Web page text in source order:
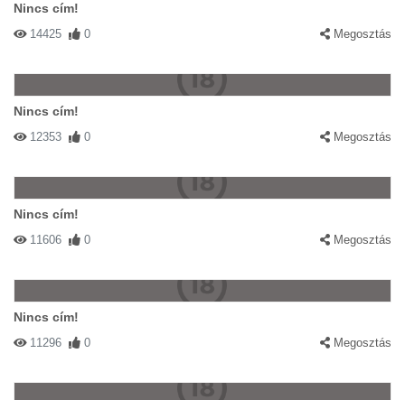
Nincs cím!
14425 0 Megosztás
Nincs cím!
12353 0 Megosztás
Nincs cím!
11606 0 Megosztás
Nincs cím!
11296 0 Megosztás